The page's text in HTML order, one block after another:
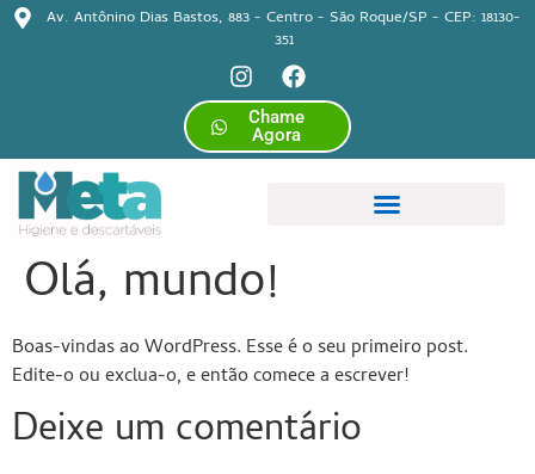
Av. Antônino Dias Bastos, 883 - Centro - São Roque/SP - CEP: 18130-
351
Chame
Agora
Olá, mundo!
Boas-vindas ao WordPress. Esse é o seu primeiro post.
Edite-o ou exclua-o, e então comece a escrever!
Deixe um comentário